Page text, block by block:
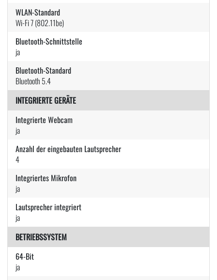
WLAN-Standard
Wi-Fi 7 (802.11be)
Bluetooth-Schnittstelle
ja
Bluetooth-Standard
Bluetooth 5.4
INTEGRIERTE GERÄTE
Integrierte Webcam
ja
Anzahl der eingebauten Lautsprecher
4
Integriertes Mikrofon
ja
Lautsprecher integriert
ja
BETRIEBSSYSTEM
64-Bit
ja